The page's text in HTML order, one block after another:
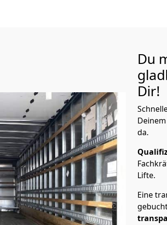
Du
Dir!
da.
Lifte.
Eine